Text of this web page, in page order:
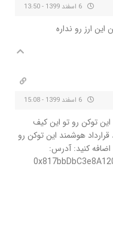
ارز رو نداره
توکن رو تو این کیف
هوشمند این توکن رو
کنید: آدرس: